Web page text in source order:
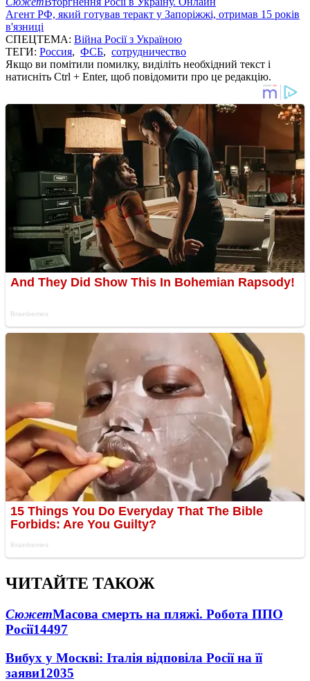
Агент РФ, який готував теракт у Запоріжжі, отримав 15 років
в'язниці
СПЕЦТЕМА: Війна Росії з Україною
ТЕГИ: Россия, ФСБ, сотрудничество
Якщо ви помітили помилку, виділіть необхідний текст і
натисніть Ctrl + Enter, щоб повідомити про це редакцію.
ЧИТАЙТЕ ТАКОЖ
СюжетМасова смерть на пляжі. Робота ППО
Росії14497
Вибух у Москві: Італія відповіла Росії на її
заяви12035